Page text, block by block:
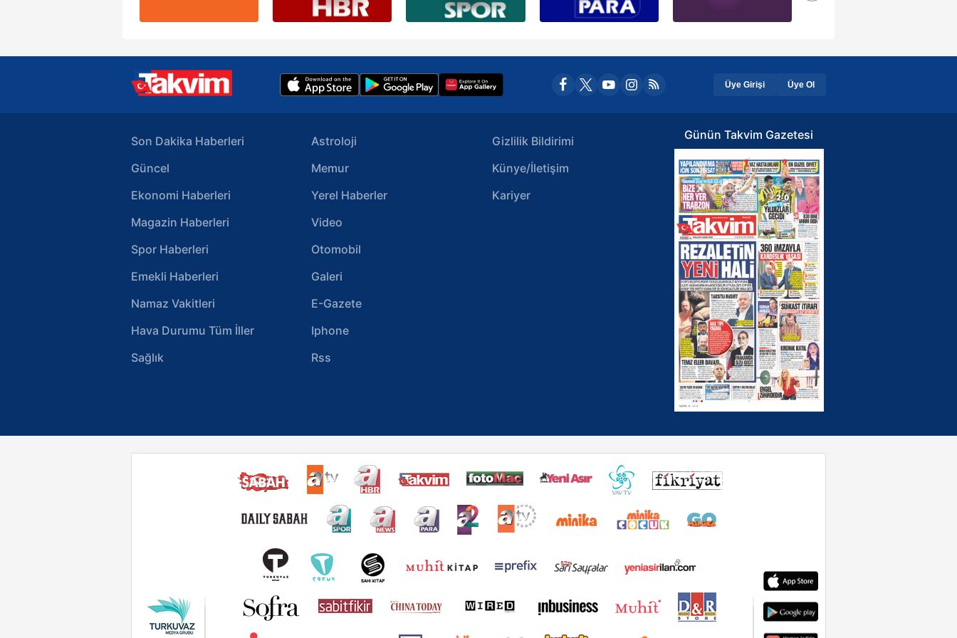
Üye Girişi Üye Ol
Son Dakika Haberleri
Güncel
Ekonomi Haberleri
Magazin Haberleri
Spor Haberleri
Emekli Haberleri
Namaz Vakitleri
Hava Durumu Tüm İller
Sağlık
Astroloji
Memur
Yerel Haberler
Video
Otomobil
Galeri
E-Gazete
Iphone
Rss
Gizlilik Bildirimi
Künye/İletişim
Kariyer
Günün Takvim Gazetesi